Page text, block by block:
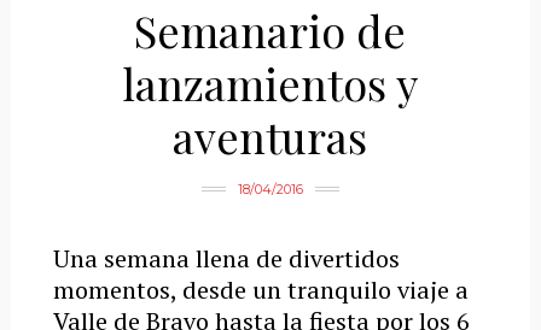
Semanario de
lanzamientos y
aventuras
18/04/2016
Una semana llena de divertidos
momentos, desde un tranquilo viaje a
Valle de Bravo hasta la fiesta por los 6